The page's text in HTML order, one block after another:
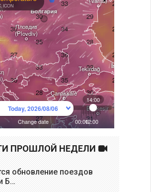
ПРОШЛОЙ НЕДЕЛИ
обновление поездов
Б…